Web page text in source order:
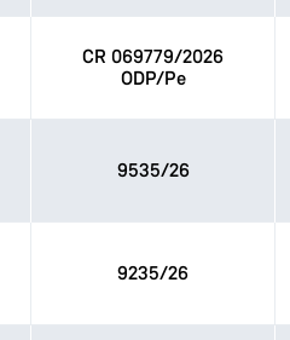
CR 069779/2026
ODP/Pe
9535/26
9235/26